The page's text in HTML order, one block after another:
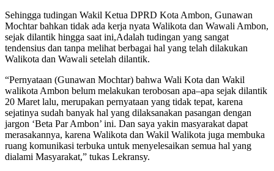
Sehingga tudingan Wakil Ketua DPRD Kota Ambon, Gunawan
Mochtar bahkan tidak ada kerja nyata Walikota dan Wawali Ambon,
sejak dilantik hingga saat ini,Adalah tudingan yang sangat
tendensius dan tanpa melihat berbagai hal yang telah dilakukan
Walikota dan Wawali setelah dilantik.
“Pernyataan (Gunawan Mochtar) bahwa Wali Kota dan Wakil
walikota Ambon belum melakukan terobosan apa–apa sejak dilantik
20 Maret lalu, merupakan pernyataan yang tidak tepat, karena
sejatinya sudah banyak hal yang dilaksanakan pasangan dengan
jargon ‘Beta Par Ambon’ ini. Dan saya yakin masyarakat dapat
merasakannya, karena Walikota dan Wakil Walikota juga membuka
ruang komunikasi terbuka untuk menyelesaikan semua hal yang
dialami Masyarakat,” tukas Lekransy.